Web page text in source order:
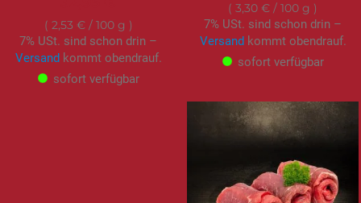
2,53 €/ 100 g
7% USt. sind schon drin –
Versand kommt obendrauf.
sofort verfügbar
3,30 € / 100 g
7% USt. sind schon drin –
Versand kommt obendrauf.
sofort verfügbar